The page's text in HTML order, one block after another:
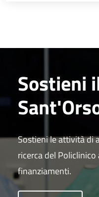
Sostieni
Sostieni le attività di
ricerca del
finanziamenti.